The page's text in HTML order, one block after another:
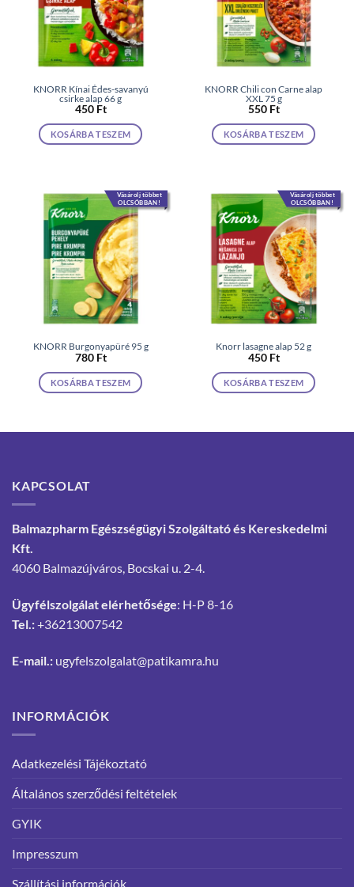
KNORR Kínai Édes-savanyú
csirke alap 66 g
450 Ft
KOSÁRBA TESZEM
KNORR Chili con Carne alap
XXL 75 g
550 Ft
KOSÁRBA TESZEM
Vásárolj többet
OLCSÓBBAN!
KNORR Burgonyapüré 95 g
780 Ft
KOSÁRBA TESZEM
Vásárolj többet
OLCSÓBBAN!
Knorr lasagne alap 52 g
450 Ft
KOSÁRBA TESZEM
KAPCSOLAT
Balmazpharm Egészségügyi Szolgáltató és Kereskedelmi
Kft.
4060 Balmazújváros, Bocskai u. 2-4.
Ügyfélszolgálat elérhetősége: H-P 8-16
Tel.:+36213007542
E-mail.: ugyfelszolgalat@patikamra.hu
INFORMÁCIÓK
Adatkezelési Tájékoztató
Általános szerződési feltételek
GYIK
Impresszum
Szállítási információk